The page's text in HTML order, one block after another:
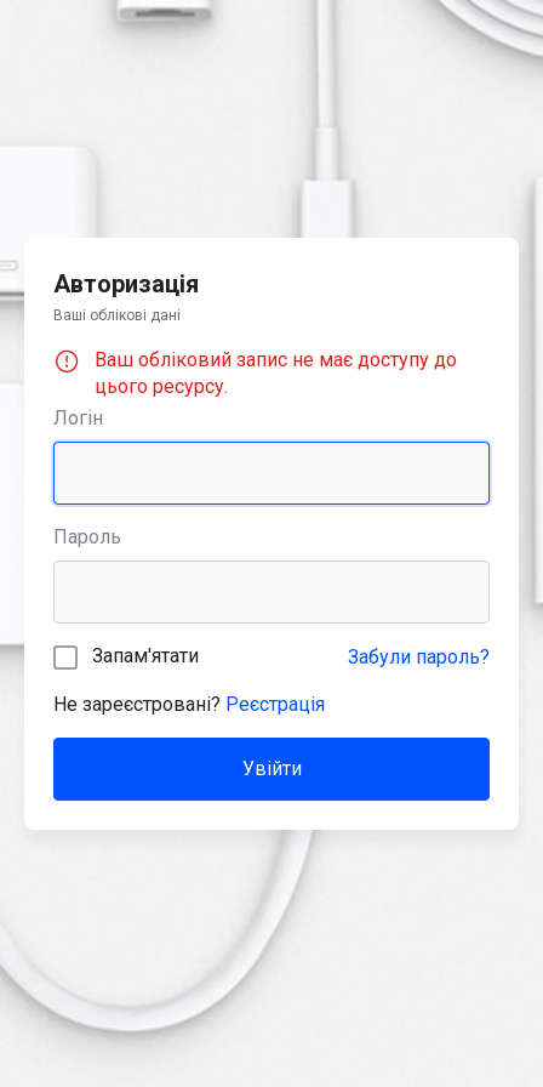
Авторизація
Ваші облікові дані
Ваш обліковий запис не має доступу до
цього ресурсу.
Логін
Пароль
Запам'ятати Забули пароль?
Не зареєстровані? Реєстрація